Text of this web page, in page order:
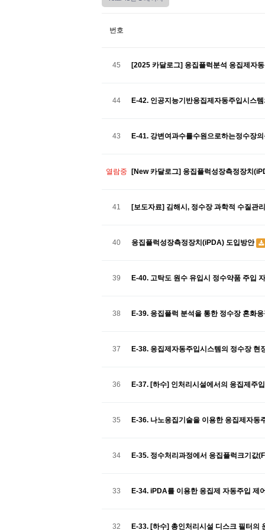
번호
45 [2025 카달로그] 응집플럭분석 응집제자
44 E-42. 인공지능기반응집제자동주입시스
43 E-41. 강변여과수를수원으로하는정수장
열람중 [New 카달로그] 응집플럭성장측정장치
41 [보도자료] 김해시, 정수장 과학적 수질관
40 응집플럭성장측정장치(iPDA) 도입방안
39 E-40. 고탁도 원수 유입시 정수약품 주입
38 E-39. 응집플럭 분석을 통한 정수장 혼화
37 E-38. 응집제자동주입시스템의 정수장 현
36 E-37. [하수] 인처리시설에서의 응집제주
35 E-36. 나노응집기술을 이용한 응집제자동
34 E-35. 정수처리과정에서 응집플럭크기값
33 E-34. iPDA를 이용한 응집제 자동주입
32 E-33. [하수] 총인처리시설 디스크 필터의